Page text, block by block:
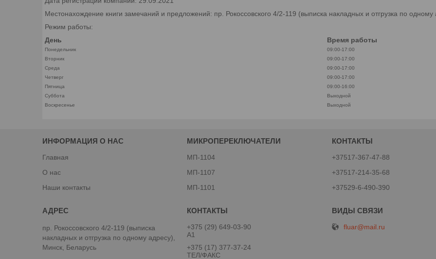
Местонахождение книги замечаний и предложений: пр. Рокоссовского 4/2-119 (выписка накладных и отгрузка по одному
Режим работы:
День
Время работы
Понедельник
09:00-17:00
Вторник
09:00-17:00
Среда
09:00-17:00
Четверг
09:00-17:00
Пятница
09:00-16:00
Суббота
Выходной
Воскресенье
Выходной
ИНФОРМАЦИЯ О НАС
Главная
О нас
Наши контакты
МИКРОПЕРЕКЛЮЧАТЕЛИ
МП-1104
МП-1107
МП-1101
КОНТАКТЫ
+37517-367-47-88
+37517-214-35-68
+37529-6-490-390
пр. Рокоссовского 4/2-119 (выписка
накладных и отгрузка по одному адресу),
Минск, Беларусь
+375 (29) 649-03-90
A1
+375 (17) 377-37-24
ТЕЛ/ФАКС
fluar@mail.ru